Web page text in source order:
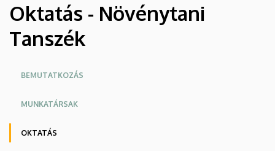
Biológiai
és
Ökológiai
Intézet
Oktatás - Növénytani
Tanszék
Oldalmenü
BEMUTATKOZÁS
MUNKATÁRSAK
OKTATÁS